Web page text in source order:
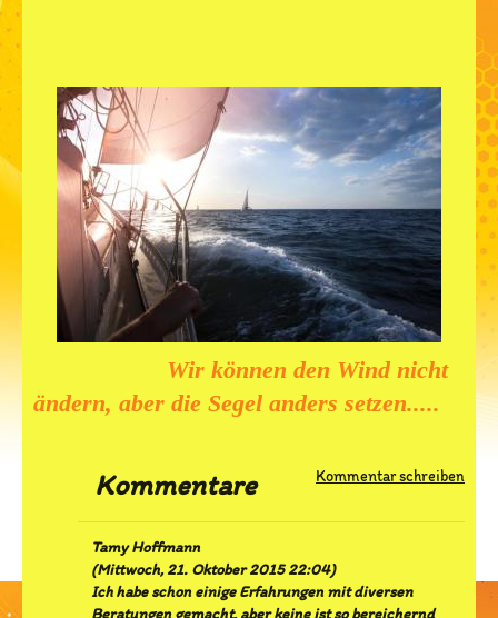
Wir können den Wind nicht
ändern, aber die Segel anders setzen.....
Kommentar schreiben
Kommentare
Tamy Hoffmann
(Mittwoch, 21. Oktober 2015 22:04)
Ich habe schon einige Erfahrungen mit diversen
Beratungen gemacht, aber keine ist so bereichernd